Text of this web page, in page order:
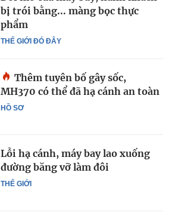
THẾ GIỚI ĐÓ ĐÂY
bị trói bằng... màng bọc thực
phẩm
HỒ SƠ
Thêm tuyên bố gây sốc,
MH370 có thể đã hạ cánh an toàn
THẾ GIỚI
Lỗi hạ cánh, máy bay lao xuống
đường băng vỡ làm đôi